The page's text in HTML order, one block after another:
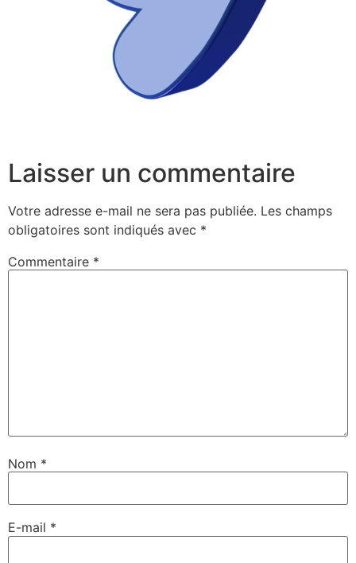
Laisser un commentaire
Votre adresse e-mail ne sera pas publiée. Les champs
obligatoires sont indiqués avec *
Commentaire *
Nom *
E-mail *